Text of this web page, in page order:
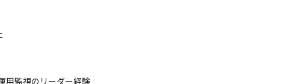
ジ制作など）
用監視のリーダー経験